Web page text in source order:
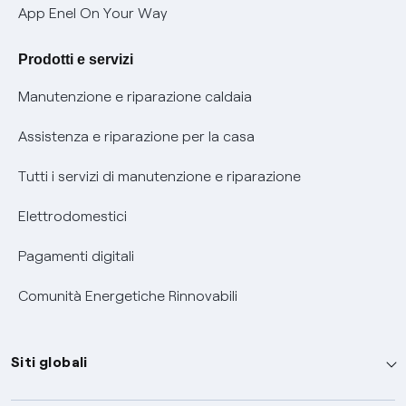
Verifica chi ti ha chiamato
Agevolazione utenti con disabilità per offerte Fibra
Informativa RAEE
App Enel On Your Way
Prodotti e servizi
Manutenzione e riparazione caldaia
Assistenza e riparazione per la casa
Tutti i servizi di manutenzione e riparazione
Elettrodomestici
Pagamenti digitali
Comunità Energetiche Rinnovabili
Siti globali